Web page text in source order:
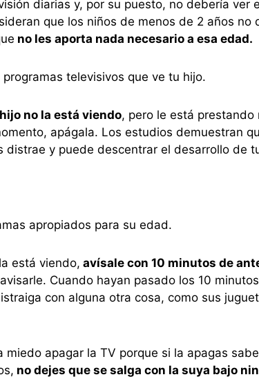
diarias y, por su puesto, no debería ver
que los niños de menos de 2 años no
no les aporta nada necesario a esa edad.
televisivos que ve tu hijo.
no la está viendo, pero le está prestando
apágala. Los estudios demuestran
y puede descentrar el desarrollo de
apropiados para su edad.
está viendo, avísale con 10 minutos de
Cuando hayan pasado los 10
con alguna otra cosa, como sus
apagar la TV porque si la apagas
no dejes que se salga con la suya bajo